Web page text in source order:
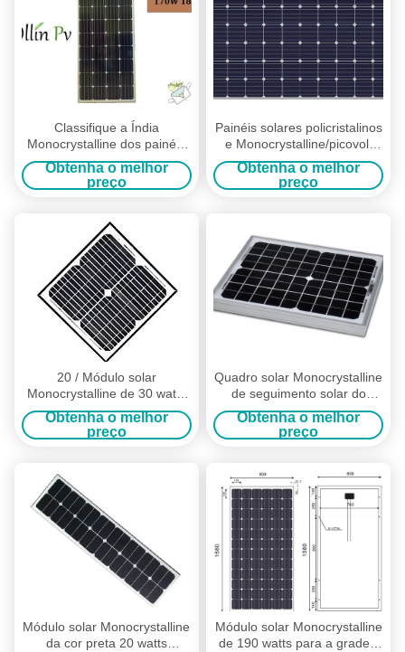
Classifique a Índia
Monocrystalline dos painéis
solares das células solares
170w do silicone de A/B
Obtenha o melhor
preço
Painéis solares policristalinos
e Monocrystalline/picovolt
Monocrystalline das pilhas
Obtenha o melhor
preço
20 / Módulo solar
Monocrystalline de 30 watts
que carrega para o sistema
da luz do jardim
Obtenha o melhor
preço
Quadro solar Monocrystalline
de seguimento solar do
alumínio da cor do preto do
módulo do dispositivo
Obtenha o melhor
preço
Módulo solar Monocrystalline
da cor preta 20 watts
Módulo solar Monocrystalline
de 190 watts para a grade -